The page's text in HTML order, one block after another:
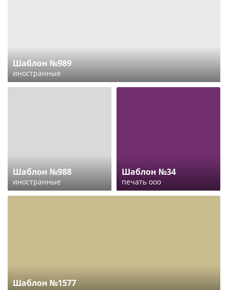
Шаблон №989
иностранные
Шаблон №988
иностранные
Шаблон №34
печать ооо
Шаблон №1577